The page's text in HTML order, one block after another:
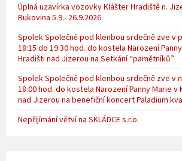
Úplná uzavírka vozovky Klášter Hradiště n.
Bukovina 5.9.- 26.9.2026
Spolek Společně pod klenbou srdečně zve v
18:15 do 19:30 hod. do kostela Narození
Hradišti nad Jizerou na Setkání “pamětníků”
Spolek Společně pod klenbou srdečně zve v
18:00 hod. do kostela Narození Panny Marie v
nad Jizerou na benefiční koncert Paladium
Nepřijímání větví na SKLÁDCE s.r.o.